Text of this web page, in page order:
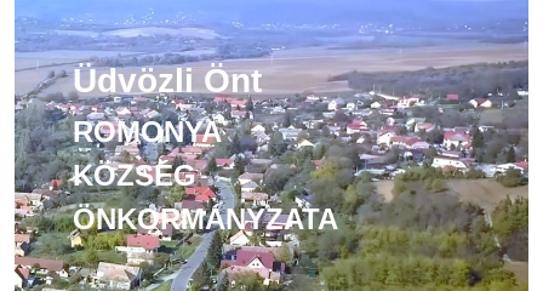
Üdvözli Önt
ROMONYA
KÖZSÉG
ÖNKORMÁNYZATA